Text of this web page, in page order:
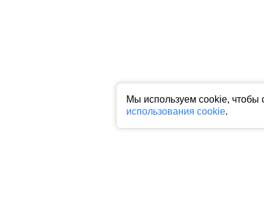
Мы используем cookie, чтобы
использования cookie.